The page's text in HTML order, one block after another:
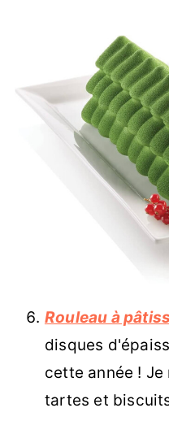
Rouleau à
disques
cette année !
tartes et